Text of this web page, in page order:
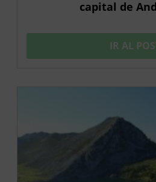
capital de
IR AL